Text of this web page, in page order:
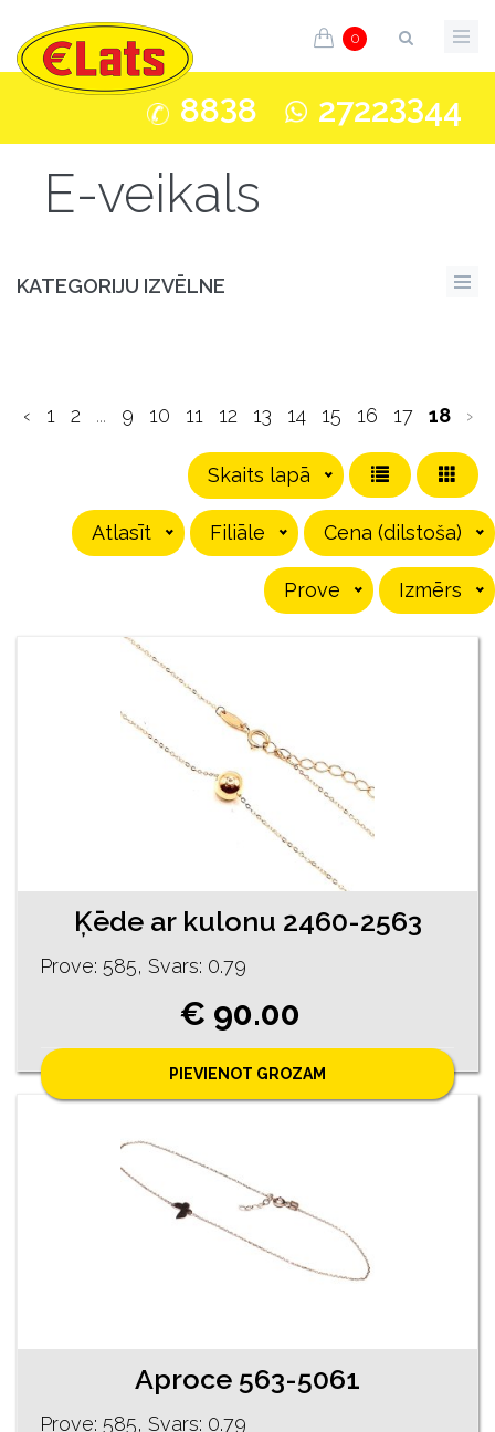
0
8838 27223344
E-veikals
KATEGORIJU IZVĒLNE
‹ 1 2 ... 9 10 11 12 13 14 15 16 17 18 ›
Skaits lapā
Cena (dilstoša)
Filiāle
Atlasīt
Izmērs
Prove
Ķēde ar kulonu 2460-2563
Prove: 585, Svars: 0.79
€ 90.00
PIEVIENOT GROZAM
Aproce 563-5061
Prove: 585, Svars: 0.79